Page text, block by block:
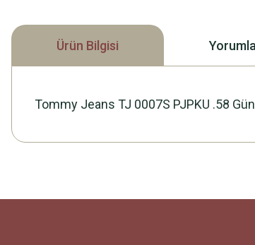
Ürün Bilgisi
Tommy Jeans TJ 0007S PJPKU .58